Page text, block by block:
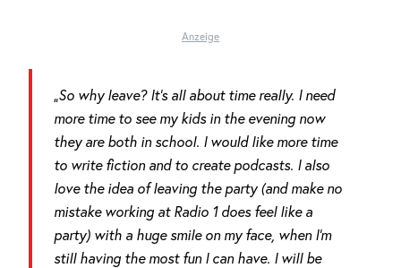
Anzeige
„So why leave? It’s all about time really. I need
more time to see my kids in the evening now
they are both in school. I would like more time
to write fiction and to create podcasts. I also
love the idea of leaving the party (and make no
mistake working at Radio 1 does feel like a
party) with a huge smile on my face, when I’m
still having the most fun I can have. I will be